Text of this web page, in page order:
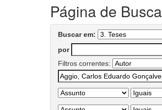
Página de Busca
Buscar em:
por
Filtros correntes: